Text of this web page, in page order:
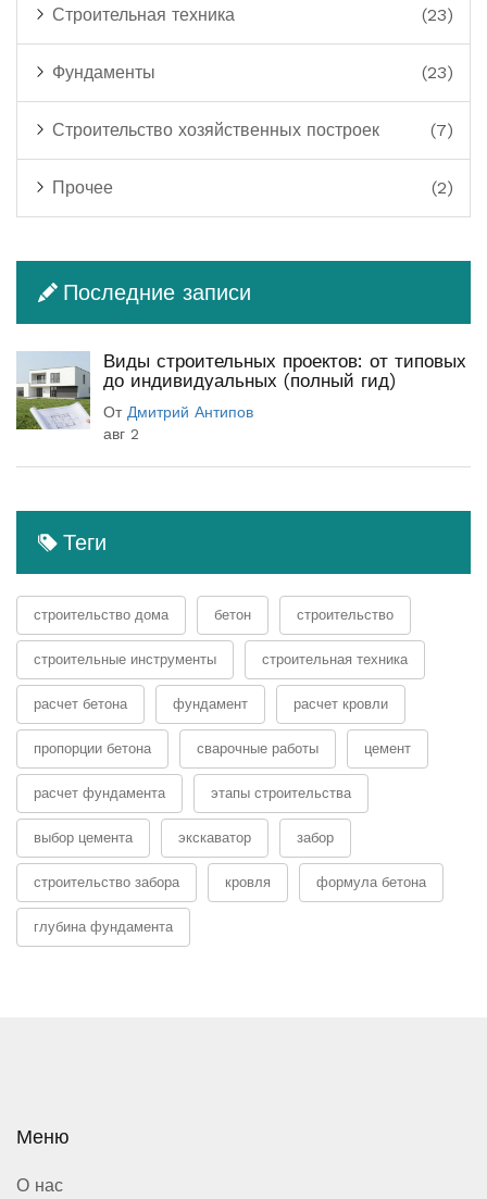
Строительная техника (23)
Фундаменты (23)
Строительство хозяйственных построек (7)
Прочее (2)
Последние записи
Виды строительных проектов: от типовых
до индивидуальных (полный гид)
От Дмитрий Антипов
авг 2
Теги
строительство дома бетон строительство
строительные инструменты строительная техника
расчет бетона фундамент расчет кровли
пропорции бетона сварочные работы цемент
расчет фундамента этапы строительства
выбор цемента экскаватор забор
строительство забора кровля формула бетона
глубина фундамента
Меню
О нас